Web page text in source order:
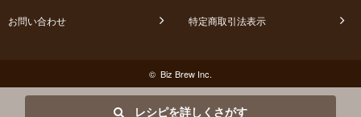
レシピを詳しくさがす
お問い合わせ 特定商取引法表示
© Biz Brew Inc.